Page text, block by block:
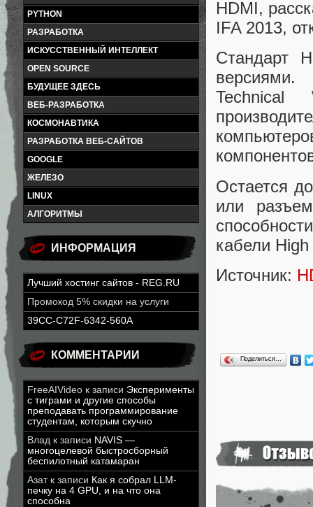
PYTHON
РАЗРАБОТКА
ИСКУССТВЕННЫЙ ИНТЕЛЛЕКТ
OPEN SOURCE
БУДУЩЕЕ ЗДЕСЬ
ВЕБ-РАЗРАБОТКА
КОСМОНАВТИКА
РАЗРАБОТКА ВЕБ-САЙТОВ
GOOGLE
ЖЕЛЕЗО
LINUX
АЛГОРИТМЫ
ИНФОРМАЦИЯ
Лучший хостинг сайтов - REG.RU
Промокод 5% скидки на услуги
39CC-C72F-6342-560A
КОММЕНТАРИИ
FreeAIVideo к записи Эксперименты
с тиграми и другие способы
преподавать программирование
студентам, которым скучно
Влад к записи NAVIS —
многоцелевой быстросборный
беспилотный катамаран
Азатк записи Как я собрал LLM-
печку на 4 GPU, и на что она
способна
HDMI,
IFA 2013,
Стандарт
версиями.
Technical
Остается
или
кабели
Источник:
Поделиться…